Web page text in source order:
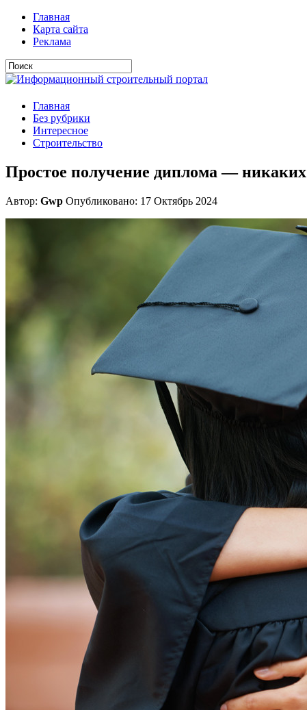
Главная
Карта сайта
Реклама
Главная
Без рубрики
Интересное
Строительство
Простое получение диплома —
Автор: Gwp Опубликовано: 17 Октябрь 2024